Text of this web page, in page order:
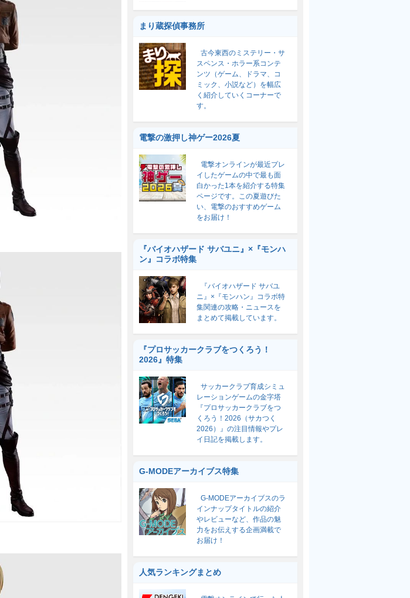
まり蔵探偵事務所
古今東西のミステリー・サ
スペンス・ホラー系コンテ
ンツ（ゲーム、ドラマ、コ
ミック、小説など）を幅広
く紹介していくコーナーで
す。
電撃の激押し神ゲー2026夏
電撃オンラインが最近プレ
イしたゲームの中で最も面
白かった1本を紹介する特集
ページです。この夏遊びた
い、電撃のおすすめゲーム
をお届け！
『バイオハザード サバユニ』×『モンハ
ン』コラボ特集
『バイオハザード サバユ
ニ』×『モンハン』コラボ特
集関連の攻略・ニュースを
まとめて掲載しています。
『プロサッカークラブをつくろう！
2026』特集
サッカークラブ育成シミュ
レーションゲームの金字塔
『プロサッカークラブをつ
くろう！2026（サカつく
2026）』の注目情報やプレ
イ日記を掲載します。
G-MODEアーカイブス特集
G-MODEアーカイブスのラ
インナップタイトルの紹介
やレビューなど、作品の魅
力をお伝えする企画満載で
お届け！
人気ランキングまとめ